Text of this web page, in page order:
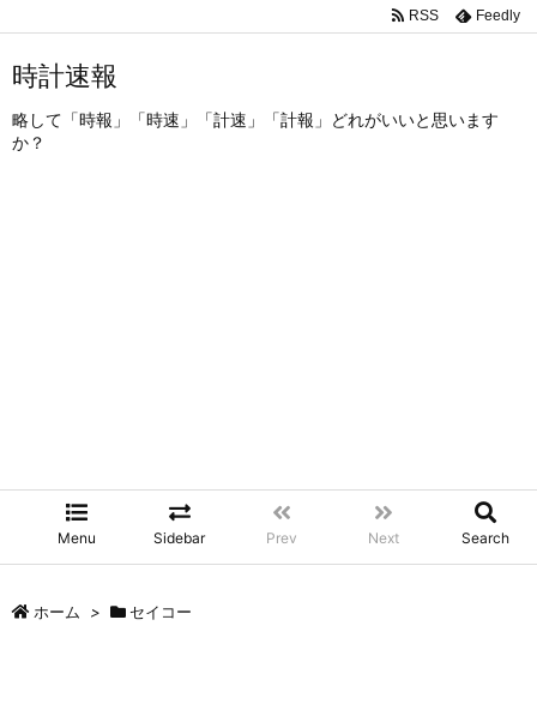
時計速報
略して「時報」「時速」「計速」「計報」どれがいいと思います
か？
Menu Sidebar Prev Next Search
RSS Feedly
ホーム > セイコー